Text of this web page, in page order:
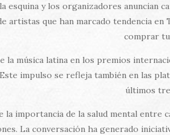
esquina y los organizadores anuncian
artistas que han marcado tendencia
comprar
música latina en los premios
impulso se refleja también en las
últimos
la importancia de la salud mental
La conversación ha generado